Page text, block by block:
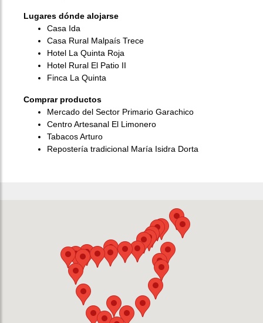
Lugares dónde alojarse
Casa Ida
Casa Rural Malpaís Trece
Hotel La Quinta Roja
Hotel Rural El Patio II
Finca La Quinta
Comprar productos
Mercado del Sector Primario Garachico
Centro Artesanal El Limonero
Tabacos Arturo
Repostería tradicional María Isidra Dorta